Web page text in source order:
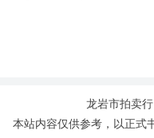
龙岩市拍卖
本站内容仅供参考，以正式